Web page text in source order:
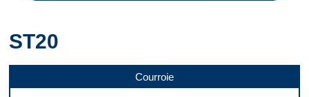
ST20
Courroie